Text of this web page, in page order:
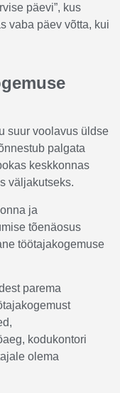
päevi”, kus
vaba päev võtta, kui
suur voolavus üldse
palgata
keskkonnas
väljakutseks.
ja
tõenäosus
töötajakogemuse
parema
kodukontori
olema